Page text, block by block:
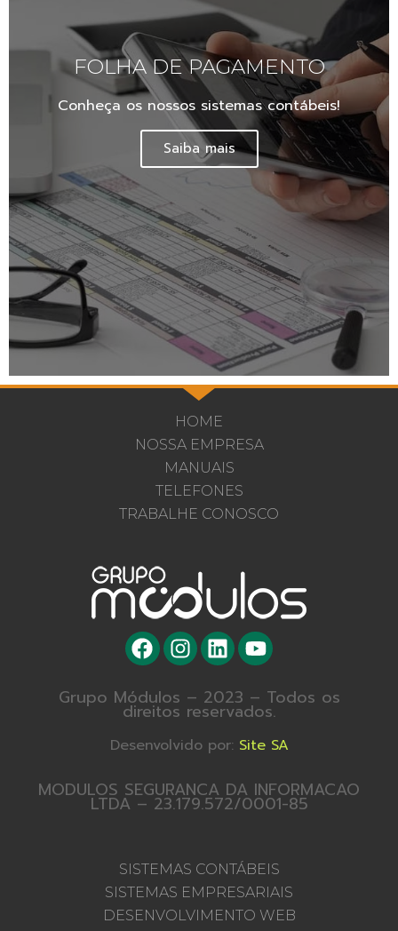
FOLHA DE PAGAMENTO
Conheça os nossos sistemas contábeis!
Saiba mais
HOME
NOSSA EMPRESA
MANUAIS
TELEFONES
TRABALHE CONOSCO
Grupo Módulos – 2023 – Todos os
direitos reservados.
Desenvolvido por: Site SA
MODULOS SEGURANCA DA INFORMACAO
LTDA – 23.179.572/0001-85
SISTEMAS CONTÁBEIS
SISTEMAS EMPRESARIAIS
DESENVOLVIMENTO WEB